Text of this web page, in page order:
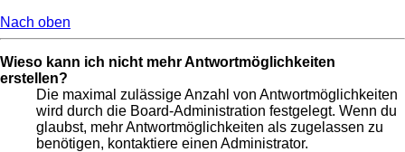
Nach oben
Wieso kann ich nicht mehr Antwortmöglichkeiten
erstellen?
Die maximal zulässige Anzahl von Antwortmöglichkeiten
wird durch die Board-Administration festgelegt. Wenn du
glaubst, mehr Antwortmöglichkeiten als zugelassen zu
benötigen, kontaktiere einen Administrator.